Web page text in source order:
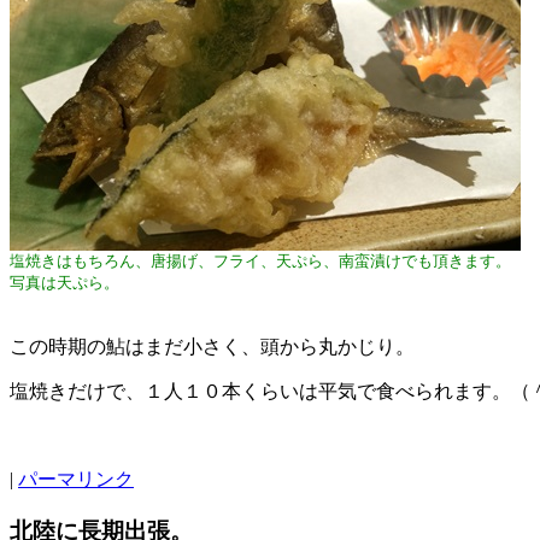
塩焼きはもちろん、唐揚げ、フライ、天ぷら、南蛮漬けでも頂きます。
写真は天ぷら。
この時期の鮎はまだ小さく、頭から丸かじり。
塩焼きだけで、１人１０本くらいは平気で食べられます。（
| パーマリンク
北陸に長期出張。